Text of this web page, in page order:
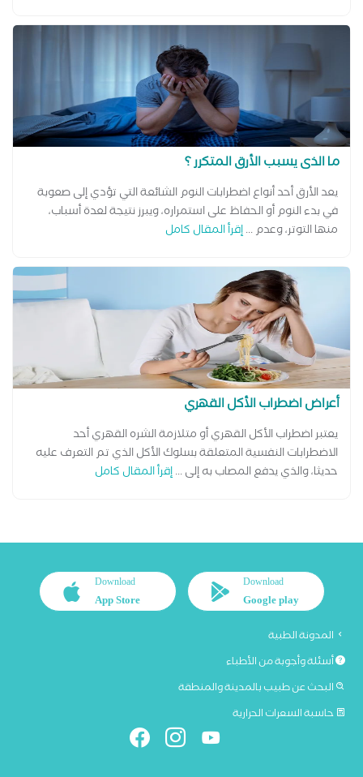
ما الذى يسبب الأرق المتكرر ؟
يعد الأرق أحد أنواع اضطرابات النوم الشائعة التي تؤدي إلى صعوبة
في بدء النوم أو الحفاظ على استمراره، ويبرز نتيجة لعدة أسباب،
منها التوتر، وعدم ...إقرأ المقال كامل
أعراض اضطراب الأكل القهري
يعتبر اضطراب الأكل القهري أو متلازمة الشره القهري أحد
الاضطرابات النفسية المتعلقة بسلوك الأكل الذي تم التعرف عليه
حديثا، والذي يدفع المصاب به إلى ...إقرأ المقال كامل
Download
Google play
Download
App Store
المدونة الطبية
أسئلة وأجوبة من الأطباء
البحث عن طبيب بالمدينة والمنطقة
حاسبة السعرات الحرارية